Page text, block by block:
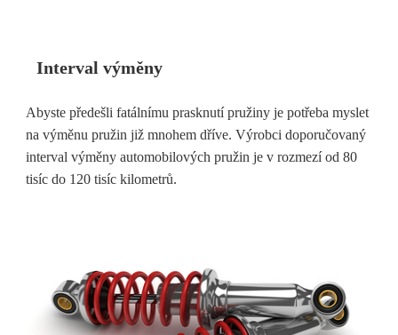
Interval výměny
Abyste předešli fatálnímu prasknutí pružiny je potřeba myslet
na výměnu pružin již mnohem dříve. Výrobci doporučovaný
interval výměny automobilových pružin je v rozmezí od 80
tisíc do 120 tisíc kilometrů.